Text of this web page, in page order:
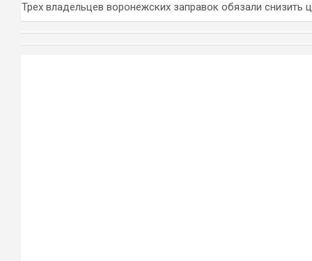
Трех владельцев воронежских заправок обязали снизить